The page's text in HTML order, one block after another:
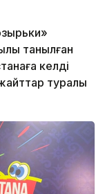
танылған
келді
туралы